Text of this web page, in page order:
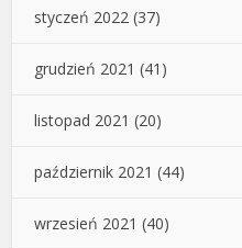
styczeń 2022 (37)
grudzień 2021 (41)
listopad 2021 (20)
październik 2021 (44)
wrzesień 2021 (40)